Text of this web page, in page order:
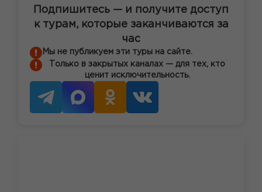
Подпишитесь — и получите доступ
к турам, которые заканчиваются за
час
Мы не публикуем эти туры на сайте.
Только в закрытых каналах — для тех, кто
ценит исключительность.